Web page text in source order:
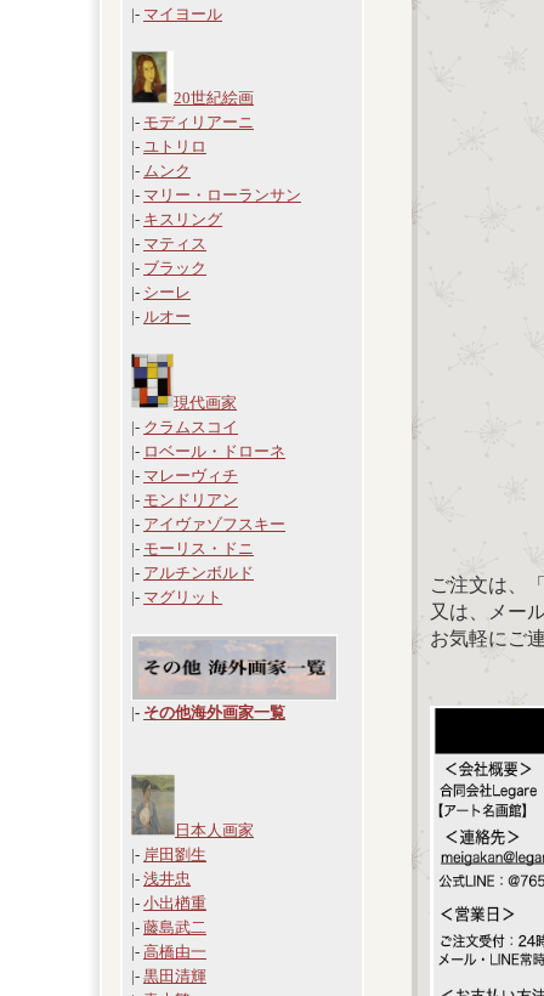
|- マイヨール
20世紀絵画
|- モディリアーニ
|- ユトリロ
|- ムンク
|- マリー・ローランサン
|- キスリング
|- マティス
|- ブラック
|- シーレ
|- ルオー
現代画家
|- クラムスコイ
|- ロベール・ドローネ
|- マレーヴィチ
|- モンドリアン
|- アイヴァゾフスキー
|- モーリス・ドニ
|- アルチンボルド
|- マグリット
|- その他海外画家一覧
日本人画家
|- 岸田劉生
|- 浅井忠
|- 小出楢重
|- 藤島武二
|- 高橋由一
|- 黒田清輝
ご注文は、
又は、メー
お気軽にご